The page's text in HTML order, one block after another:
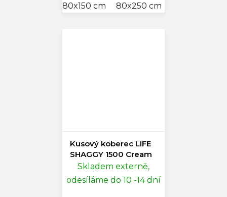
80x150 cm 80x250 cm
Kusový koberec LIFE
SHAGGY 1500 Cream
Skladem externě,
odesíláme do 10 -14 dní